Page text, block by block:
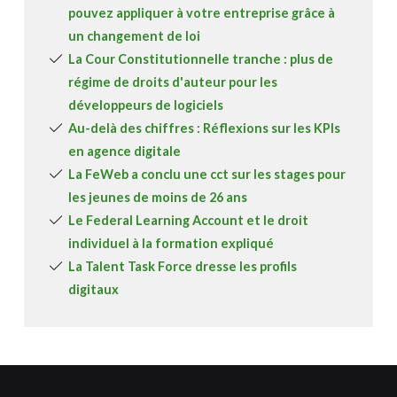
pouvez appliquer à votre entreprise grâce à
un changement de loi
La Cour Constitutionnelle tranche : plus de
régime de droits d'auteur pour les
développeurs de logiciels
Au-delà des chiffres : Réflexions sur les KPIs
en agence digitale
La FeWeb a conclu une cct sur les stages pour
les jeunes de moins de 26 ans
Le Federal Learning Account et le droit
individuel à la formation expliqué
La Talent Task Force dresse les profils
digitaux